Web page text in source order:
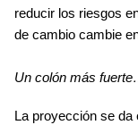
reducir los riesgos
de cambio cambie
Un colón más
La proyección se da